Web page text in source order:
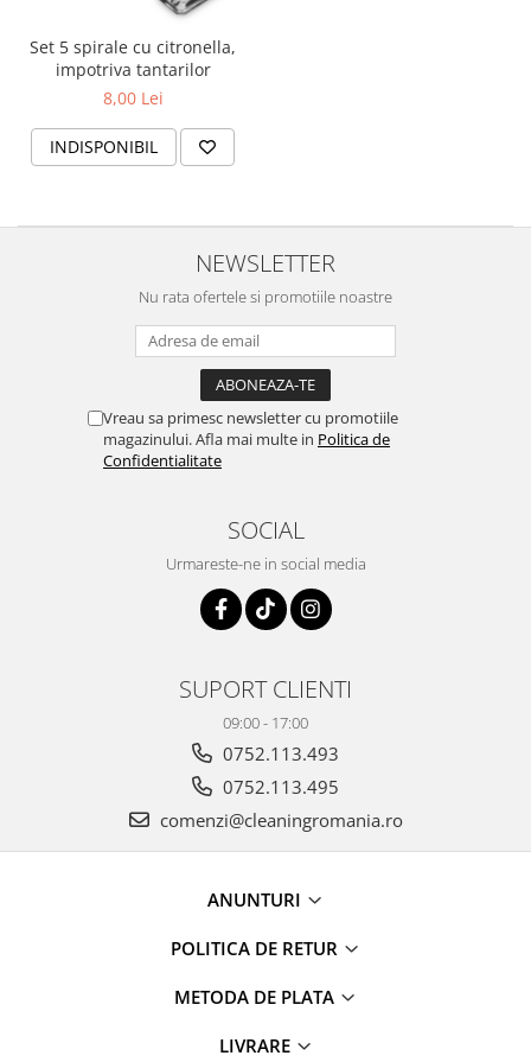
Set 5 spirale cu citronella,
impotriva tantarilor
8,00 Lei
INDISPONIBIL
NEWSLETTER
Nu rata ofertele si promotiile noastre
Vreau sa primesc newsletter cu promotiile
magazinului. Afla mai multe in Politica de
Confidentialitate
SOCIAL
Urmareste-ne in social media
SUPORT CLIENTI
09:00 - 17:00
0752.113.493
0752.113.495
comenzi@cleaningromania.ro
ANUNTURI
POLITICA DE RETUR
METODA DE PLATA
LIVRARE